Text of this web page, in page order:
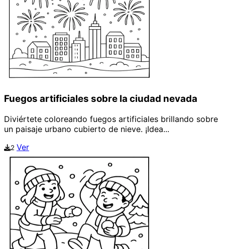
Fuegos artificiales sobre la ciudad nevada
Diviértete coloreando fuegos artificiales brillando sobre
un paisaje urbano cubierto de nieve. ¡Idea...
2 Ver